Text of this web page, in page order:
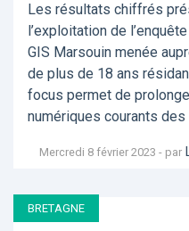
Les résultats chiffrés
l’exploitation de
GIS Marsouin menée
de plus de 18 ans
focus permet de
numériques courants
Mercredi 8 février 2023 - par
BRETAGNE